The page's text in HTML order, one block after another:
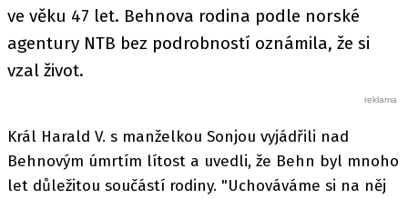
ve věku 47 let. Behnova rodina podle norské
agentury NTB bez podrobností oznámila, že si
vzal život.
Král Harald V. s manželkou Sonjou vyjádřili nad
Behnovým úmrtím lítost a uvedli, že Behn byl mnoho
let důležitou součástí rodiny. "Uchováváme si na něj